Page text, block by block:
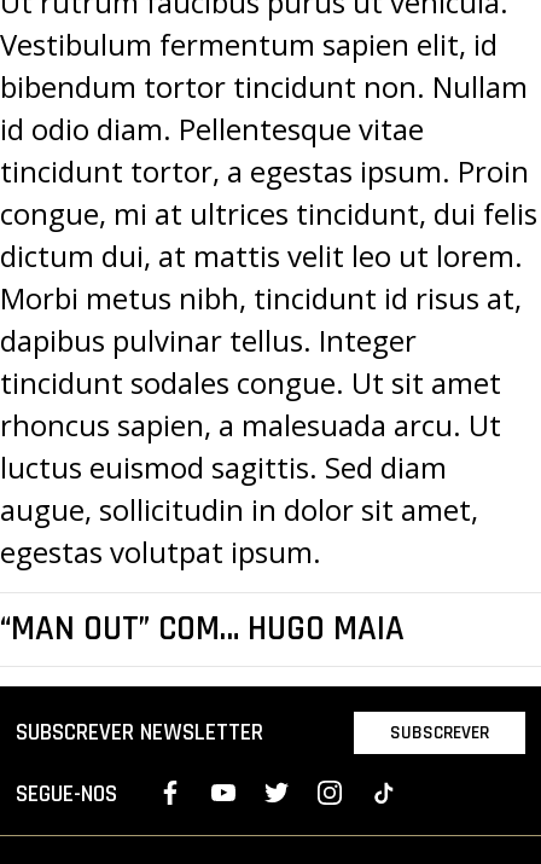
Vestibulum fermentum sapien elit, id
bibendum tortor tincidunt non. Nullam
id odio diam. Pellentesque vitae
tincidunt tortor, a egestas ipsum. Proin
congue, mi at ultrices tincidunt, dui felis
dictum dui, at mattis velit leo ut lorem.
Morbi metus nibh, tincidunt id risus at,
dapibus pulvinar tellus. Integer
tincidunt sodales congue. Ut sit amet
rhoncus sapien, a malesuada arcu. Ut
luctus euismod sagittis. Sed diam
augue, sollicitudin in dolor sit amet,
egestas volutpat ipsum.
“MAN OUT” COM… HUGO MAIA
SUBSCREVER NEWSLETTER SUBSCREVER
SEGUE-NOS